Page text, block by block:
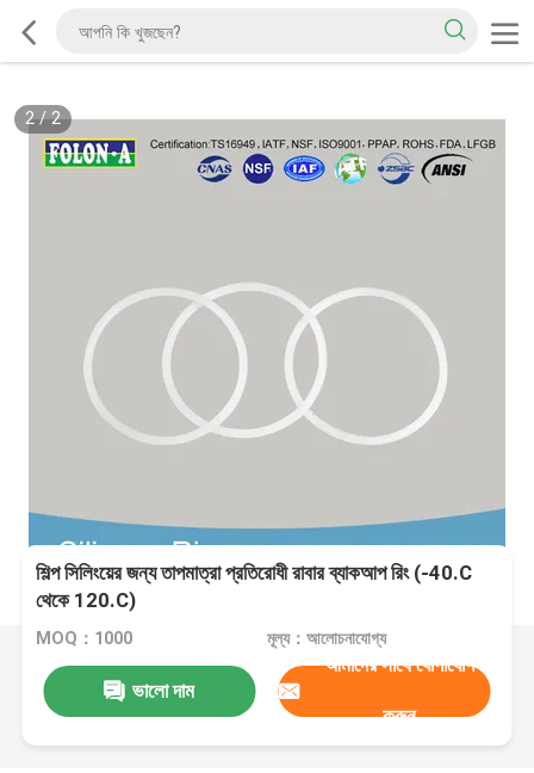
2/2
শিল্প সিলিংয়ের জন্য তাপমাত্রা প্রতিরোধী রাবার ব্যাকআপ রিং (-40.C
থেকে 120.C)
MOQ：1000 মূল্য：আলোচনাযোগ্য
ভালো দাম
আমাদের সাথে যোগাযোগ
করুন